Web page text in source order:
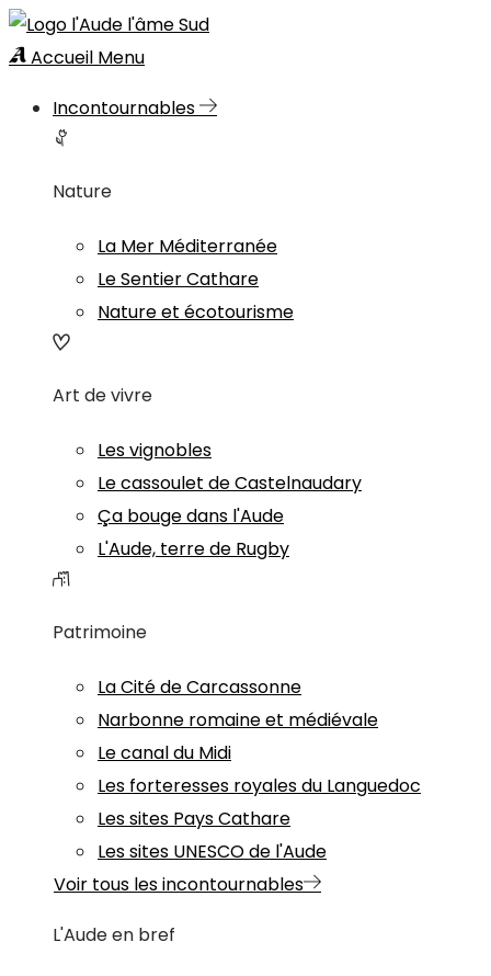
Accueil Menu
Incontournables
Nature
La Mer Méditerranée
Le Sentier Cathare
Nature et écotourisme
Art de vivre
Les vignobles
Le cassoulet de Castelnaudary
Ça bouge dans l'Aude
L'Aude, terre de Rugby
Patrimoine
La Cité de Carcassonne
Narbonne romaine et médiévale
Le canal du Midi
Les forteresses royales du Languedoc
Les sites Pays Cathare
Les sites UNESCO de l'Aude
Voir tous les incontournables
L'Aude en bref